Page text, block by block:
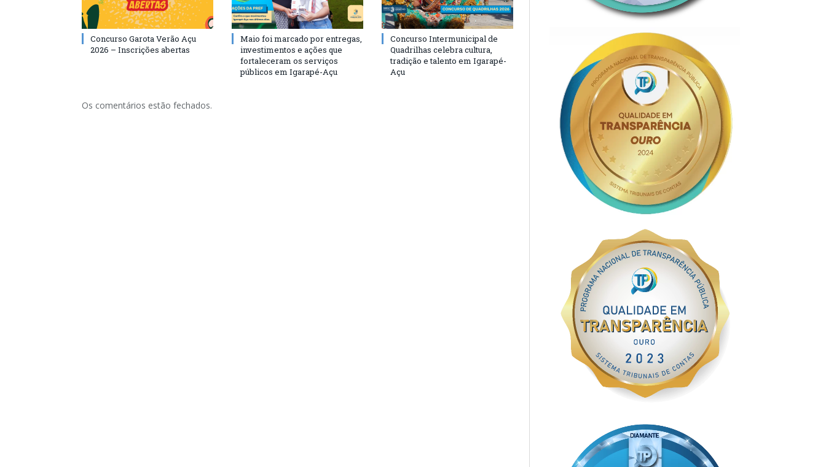
Concurso Garota Verão Açu
2026 – Inscrições abertas
Maio foi marcado por entregas,
investimentos e ações que
fortaleceram os serviços
públicos em Igarapé-Açu
Concurso Intermunicipal de
Quadrilhas celebra cultura,
tradição e talento em Igarapé-
Açu
Os comentários estão fechados.